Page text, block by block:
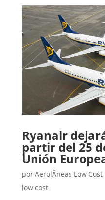
Ryanair
partir del 25
Unión
por AerolÃ­neas Low Cost
low cost